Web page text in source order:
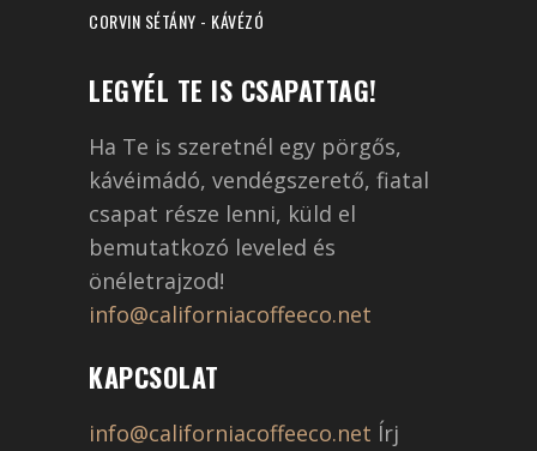
CORVIN SÉTÁNY - KÁVÉZÓ
LEGYÉL TE IS CSAPATTAG!
Ha Te is szeretnél egy pörgős,
kávéimádó, vendégszerető, fiatal
csapat része lenni, küld el
bemutatkozó leveled és
önéletrajzod!
info@californiacoffeeco.net
KAPCSOLAT
info@californiacoffeeco.net Írj